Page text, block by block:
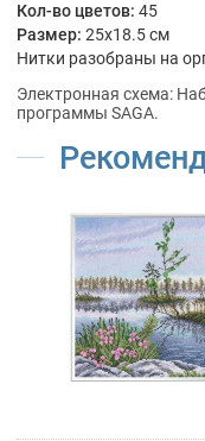
Кол-во цветов: 45
Размер: 25x18.5 см
Нитки разобраны на
Электронная схема:
программы SAGA.